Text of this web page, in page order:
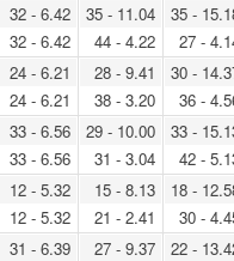
32 - 6.42
32 - 6.42
35 - 11.04
44 - 4.22
35 -
27 -
24 - 6.21
24 - 6.21
28 - 9.41
38 - 3.20
30 -
36 -
33 - 6.56
33 - 6.56
29 - 10.00
31 - 3.04
33 -
42 -
12 - 5.32
12 - 5.32
15 - 8.13
21 - 2.41
18 -
30 -
31 - 6.39
27 - 9.37
22 -